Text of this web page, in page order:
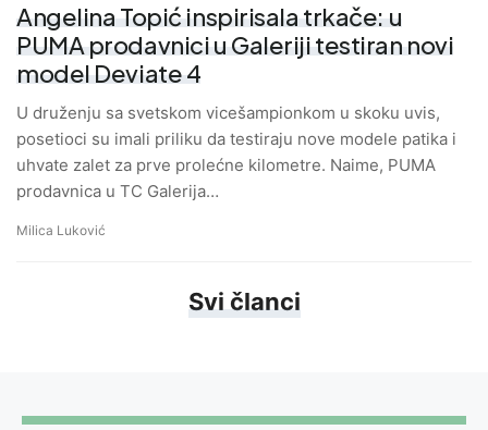
Angelina Topić inspirisala trkače: u
PUMA prodavnici u Galeriji testiran novi
model Deviate 4
U druženju sa svetskom vicešampionkom u skoku uvis,
posetioci su imali priliku da testiraju nove modele patika i
uhvate zalet za prve prolećne kilometre. Naime, PUMA
prodavnica u TC Galerija…
Milica Luković
Svi članci